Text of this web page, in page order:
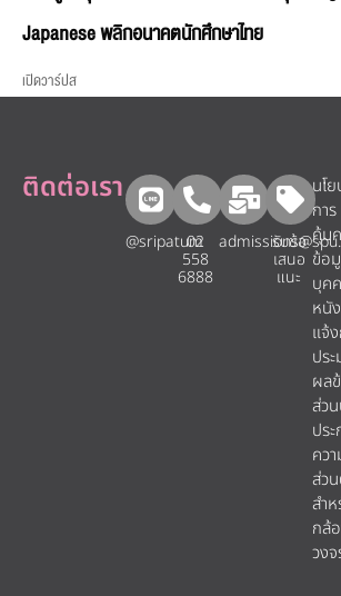
Japanese พลิกอนาคตนักศึกษาไทย
เปิดวาร์ปส
ติดต่อเรา
@sripatum
02
558
6888
รับข้อ
เสนอ
แนะ​
นโ
การ
คุ้ม
ข้อ
บุค
หนั
แจ้
ปร
ผล
ส่ว
ปร
คว
ส่ว
สำ
กล้
วง